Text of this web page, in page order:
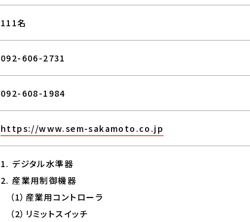
111名
092-606-2731
092-608-1984
https://www.sem-sakamoto.co.jp
1. デジタル水準器
2. 産業用制御機器
（1）産業用コントローラ
（2）リミットスイッチ